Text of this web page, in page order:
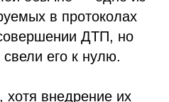
в протоколах
ДТП, но
его к нулю.
хотя внедрение их